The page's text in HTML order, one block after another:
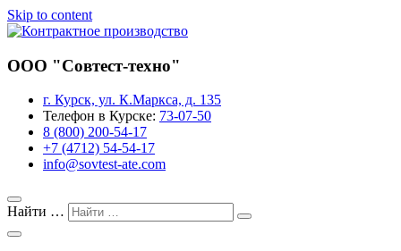
Skip to content
Контрактное производство
ООО "Совтест-техно"
г. Курск, ул. К.Маркса, д. 135
Телефон в Курске: 73-07-50
8 (800) 200-54-17
+7 (4712) 54-54-17
info@sovtest-ate.com
Найти …